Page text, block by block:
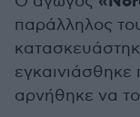
παράλληλος
αρνήθηκε να